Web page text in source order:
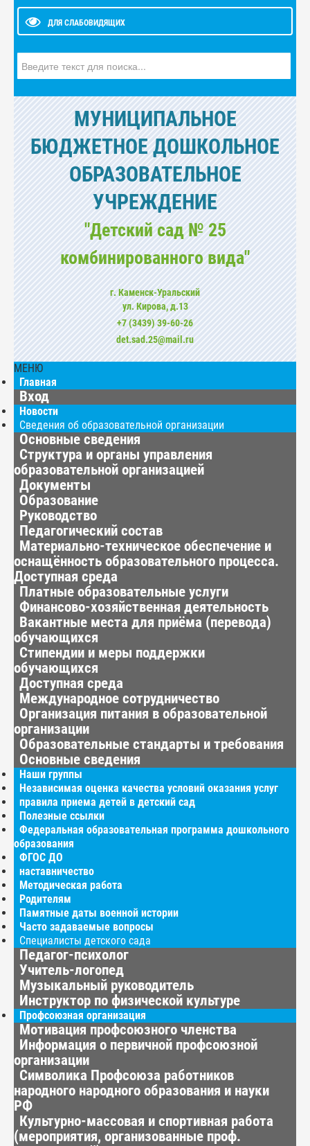
ДЛЯ СЛАБОВИДЯЩИХ
МУНИЦИПАЛЬНОЕ
БЮДЖЕТНОЕ ДОШКОЛЬНОЕ
ОБРАЗОВАТЕЛЬНОЕ
УЧРЕЖДЕНИЕ
"Детский сад № 25
комбинированного вида"
г. Каменск-Уральский
ул. Кирова, д.13
+7 (3439) 39-60-26
det.sad.25@mail.ru
МЕНЮ
Главная
Вход
Новости
Сведения об образовательной организации
Основные сведения
Структура и органы управления
образовательной организацией
Документы
Образование
Руководство
Педагогический состав
Материально-техническое обеспечение и
оснащённость образовательного процесса.
Доступная среда
Платные образовательные услуги
Финансово-хозяйственная деятельность
Вакантные места для приёма (перевода)
обучающихся
Стипендии и меры поддержки
обучающихся
Доступная среда
Международное сотрудничество
Организация питания в образовательной
организации
Образовательные стандарты и требования
Основные сведения
Наши группы
Независимая оценка качества условий оказания услуг
правила приема детей в детский сад
Полезные ссылки
Федеральная образовательная программа дошкольного
образования
ФГОС ДО
наставничество
Методическая работа
Родителям
Памятные даты военной истории
Часто задаваемые вопросы
Специалисты детского сада
Педагог-психолог
Учитель-логопед
Музыкальный руководитель
Инструктор по физической культуре
Профсоюзная организация
Мотивация профсоюзного членства
Информация о первичной профсоюзной
организации
Символика Профсоюза работников
народного народного образования и науки
РФ
Культурно-массовая и спортивная работа
(мероприятия, организованные проф.